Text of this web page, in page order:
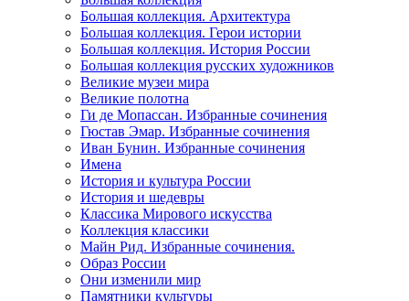
Большая коллекция. Архитектура
Большая коллекция. Герои истории
Большая коллекция. История России
Большая коллекция русских художников
Великие музеи мира
Великие полотна
Ги де Мопассан. Избранные сочинения
Гюстав Эмар. Избранные сочинения
Иван Бунин. Избранные сочинения
Имена
История и культура России
История и шедевры
Классика Мирового искусства
Коллекция классики
Майн Рид. Избранные сочинения.
Образ России
Они изменили мир
Памятники культуры